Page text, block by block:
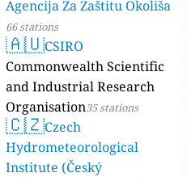
Agencija Za Zaštitu Okoliša
66 stations
🇦🇺CSIRO
Commonwealth Scientific
and Industrial Research
Organisation35 stations
🇨🇿Czech
Hydrometeorological
Institute (Český